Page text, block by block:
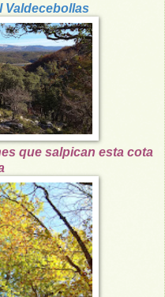
Valdecebollas
que salpican esta cota